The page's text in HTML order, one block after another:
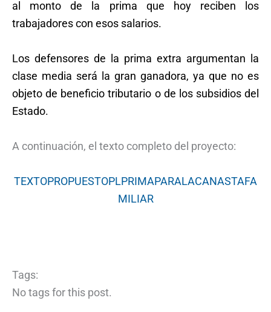
al monto de la prima que hoy reciben los
trabajadores con esos salarios.
Los defensores de la prima extra argumentan la
clase media será la gran ganadora, ya que no es
objeto de beneficio tributario o de los subsidios del
Estado.
A continuación, el texto completo del proyecto:
TEXTOPROPUESTOPLPRIMAPARALACANASTAFA
MILIAR
Tags:
No tags for this post.